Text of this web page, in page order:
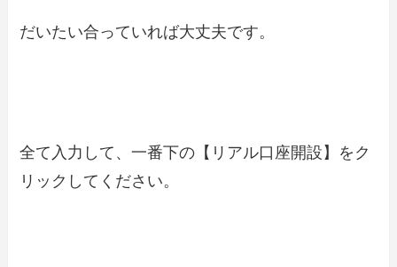
だいたい合っていれば大丈夫です。
全て入力して、一番下の【リアル口座開設】をク
リックしてください。